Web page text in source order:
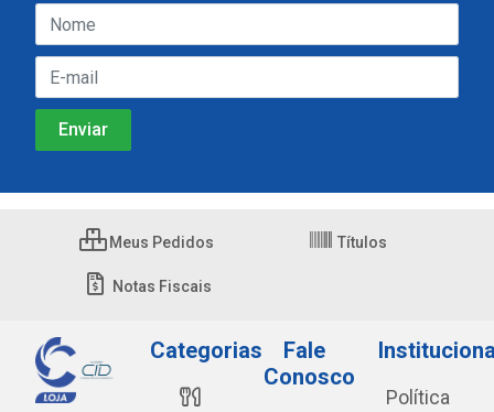
Meus Pedidos Títulos
Notas Fiscais
Categorias
Fale
Conosco
Política